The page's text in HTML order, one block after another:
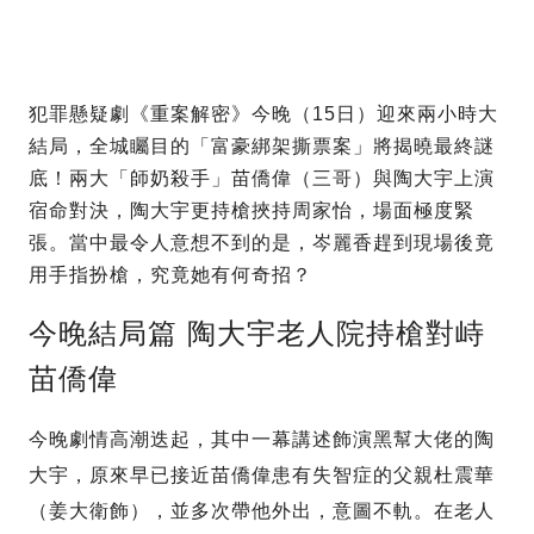
犯罪懸疑劇《重案解密》今晚（15日）迎來兩小時大
結局，全城矚目的「富豪綁架撕票案」將揭曉最終謎
底！兩大「師奶殺手」苗僑偉（三哥）與陶大宇上演
宿命對決，陶大宇更持槍挾持周家怡，場面極度緊
張。當中最令人意想不到的是，岑麗香趕到現場後竟
用手指扮槍，究竟她有何奇招？
今晚結局篇 陶大宇老人院持槍對峙
苗僑偉
今晚劇情高潮迭起，其中一幕講述飾演黑幫大佬的陶
大宇，原來早已接近苗僑偉患有失智症的父親杜震華
（姜大衛飾），並多次帶他外出，意圖不軌。在老人